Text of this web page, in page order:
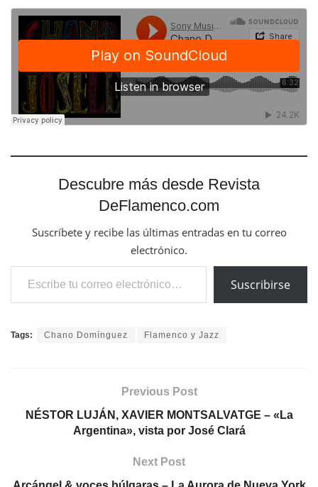
Descubre más desde Revista
DeFlamenco.com
Suscríbete y recibe las últimas entradas en tu correo
electrónico.
Escribe tu correo electrónico…
Suscribirse
Tags: Chano Domínguez Flamenco y Jazz
Previous Post
NÉSTOR LUJÁN, XAVIER MONTSALVATGE – «La
Argentina», vista por José Clará
Next Post